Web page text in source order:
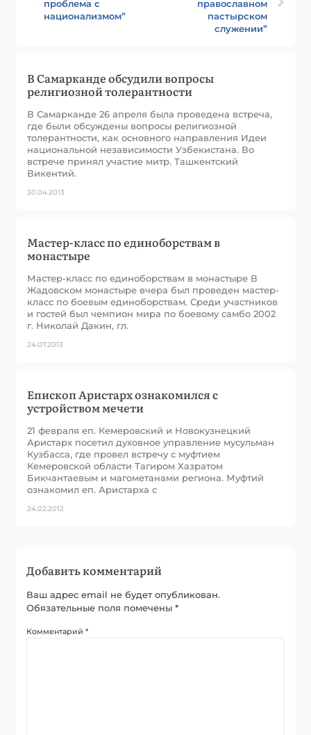
проблема с
национализмом”
православном
пастырском
служении”
В Самарканде обсудили вопросы
религиозной толерантности
В Самарканде 26 апреля была проведена встреча,
где были обсуждены вопросы религиозной
толерантности, как основного направления Идеи
национальной независимости Узбекистана. Во
встрече принял участие митр. Ташкентский
Викентий.
30.04.2013
Мастер-класс по единоборствам в
монастыре
Мастер-класс по единоборствам в монастыре В
Жадовском монастыре вчера был проведен мастер-
класс по боевым единоборствам. Среди участников
и гостей был чемпион мира по боевому самбо 2002
г. Николай Дакин, гл.
24.07.2013
Епископ Аристарх ознакомился с
устройством мечети
21 февраля еп. Кемеровский и Новокузнецкий
Аристарх посетил духовное управление мусульман
Кузбасса, где провел встречу с муфтием
Кемеровской области Тагиром Хазратом
Бикчантаевым и магометанами региона. Муфтий
ознакомил еп. Аристарха с
24.02.2012
Добавить комментарий
Ваш адрес email не будет опубликован.
Обязательные поля помечены*
Комментарий*